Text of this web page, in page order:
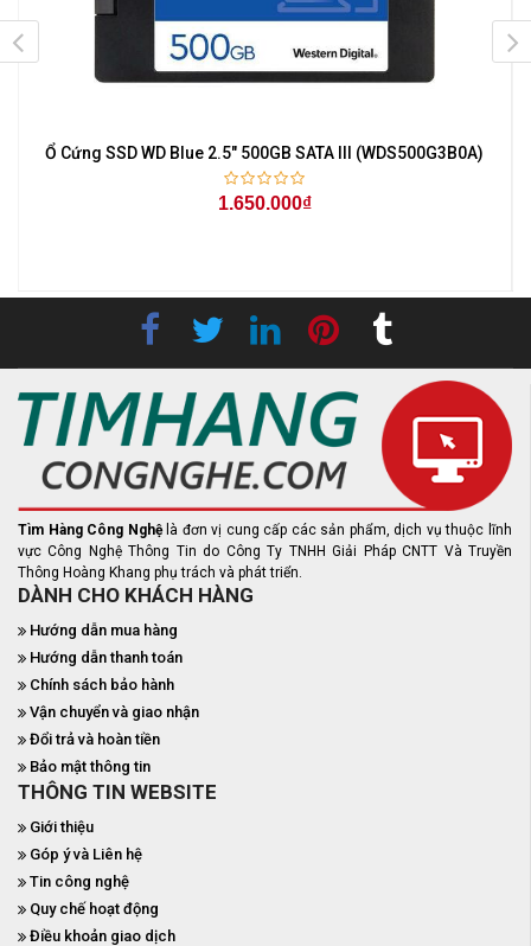
Ổ Cứng SSD WD Blue 2.5" 500GB SATA III (WDS500G3B0A)
1.650.000₫
Tìm Hàng Công Nghệ là đơn vị cung cấp các sản phẩm, dịch vụ thuộc lĩnh
vực Công Nghệ Thông Tin do Công Ty TNHH Giải Pháp CNTT Và Truyền
Thông Hoàng Khang phụ trách và phát triển.
DÀNH CHO KHÁCH HÀNG
Hướng dẫn mua hàng
Hướng dẫn thanh toán
Chính sách bảo hành
Vận chuyển và giao nhận
Đổi trả và hoàn tiền
Bảo mật thông tin
THÔNG TIN WEBSITE
Giới thiệu
Góp ý và Liên hệ
Tin công nghệ
Quy chế hoạt động
Điều khoản giao dịch